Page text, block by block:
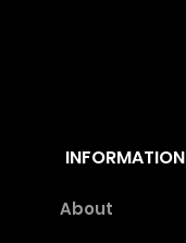
INFORMATION
About